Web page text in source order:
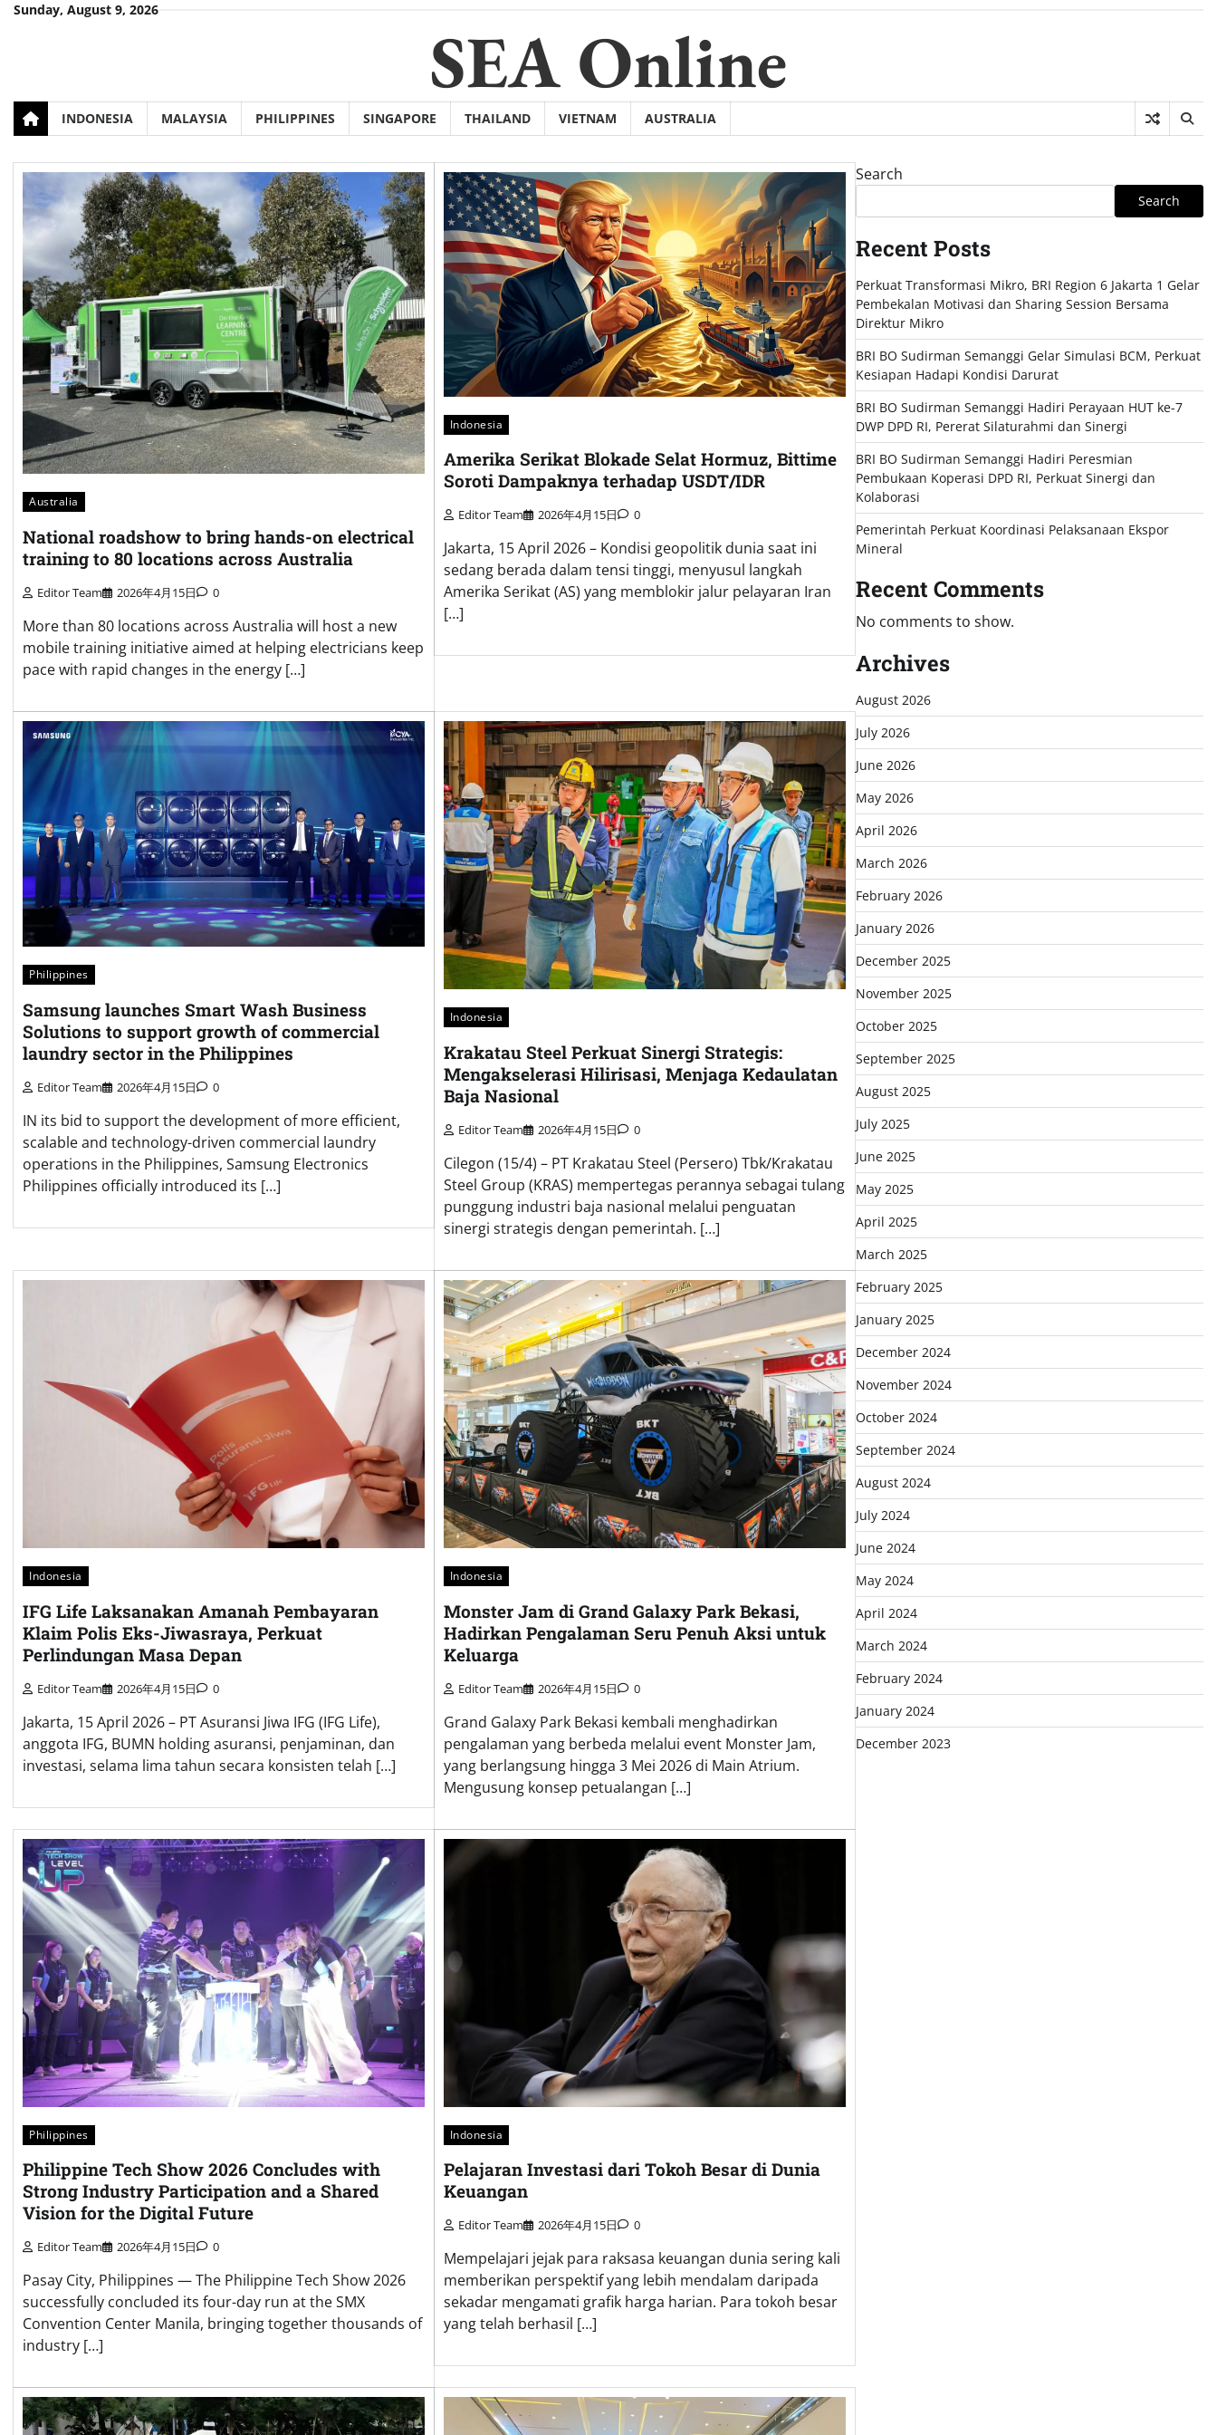
SkipSunday, August 9, 2026
SEA Online
INDONESIA MALAYSIA PHILIPPINES SINGAPORE THAILAND VIETNAM AUSTRALIA
Australia
National roadshow to bring hands-on electrical
training to 80 locations across Australia
Editor Team 2026年4月15日 0
More than 80 locations across Australia will host a new
mobile training initiative aimed at helping electricians keep
pace with rapid changes in the energy […]
Indonesia
Amerika Serikat Blokade Selat Hormuz, Bittime
Soroti Dampaknya terhadap USDT/IDR
Editor Team 2026年4月15日 0
Jakarta, 15 April 2026 – Kondisi geopolitik dunia saat ini
sedang berada dalam tensi tinggi, menyusul langkah
Amerika Serikat (AS) yang memblokir jalur pelayaran Iran
[…]
Philippines
Samsung launches Smart Wash Business
Solutions to support growth of commercial
laundry sector in the Philippines
Editor Team 2026年4月15日 0
IN its bid to support the development of more efficient,
scalable and technology-driven commercial laundry
operations in the Philippines, Samsung Electronics
Philippines officially introduced its […]
Indonesia
Krakatau Steel Perkuat Sinergi Strategis:
Mengakselerasi Hilirisasi, Menjaga Kedaulatan
Baja Nasional
Editor Team 2026年4月15日 0
Cilegon (15/4) – PT Krakatau Steel (Persero) Tbk/Krakatau
Steel Group (KRAS) mempertegas perannya sebagai tulang
punggung industri baja nasional melalui penguatan
sinergi strategis dengan pemerintah. […]
Indonesia
IFG Life Laksanakan Amanah Pembayaran
Klaim Polis Eks-Jiwasraya, Perkuat
Perlindungan Masa Depan
Editor Team 2026年4月15日 0
Jakarta, 15 April 2026 – PT Asuransi Jiwa IFG (IFG Life),
anggota IFG, BUMN holding asuransi, penjaminan, dan
investasi, selama lima tahun secara konsisten telah […]
Indonesia
Monster Jam di Grand Galaxy Park Bekasi,
Hadirkan Pengalaman Seru Penuh Aksi untuk
Keluarga
Editor Team 2026年4月15日 0
Grand Galaxy Park Bekasi kembali menghadirkan
pengalaman yang berbeda melalui event Monster Jam,
yang berlangsung hingga 3 Mei 2026 di Main Atrium.
Mengusung konsep petualangan […]
Philippines
Philippine Tech Show 2026 Concludes with
Strong Industry Participation and a Shared
Vision for the Digital Future
Editor Team 2026年4月15日 0
Pasay City, Philippines — The Philippine Tech Show 2026
successfully concluded its four-day run at the SMX
Convention Center Manila, bringing together thousands of
industry […]
Indonesia
Pelajaran Investasi dari Tokoh Besar di Dunia
Keuangan
Editor Team 2026年4月15日 0
Mempelajari jejak para raksasa keuangan dunia sering kali
memberikan perspektif yang lebih mendalam daripada
sekadar mengamati grafik harga harian. Para tokoh besar
yang telah berhasil […]
Search
Search
Recent Posts
Perkuat Transformasi Mikro, BRI Region 6 Jakarta 1 Gelar
Pembekalan Motivasi dan Sharing Session Bersama
Direktur Mikro
BRI BO Sudirman Semanggi Gelar Simulasi BCM, Perkuat
Kesiapan Hadapi Kondisi Darurat
BRI BO Sudirman Semanggi Hadiri Perayaan HUT ke-7
DWP DPD RI, Pererat Silaturahmi dan Sinergi
BRI BO Sudirman Semanggi Hadiri Peresmian
Pembukaan Koperasi DPD RI, Perkuat Sinergi dan
Kolaborasi
Pemerintah Perkuat Koordinasi Pelaksanaan Ekspor
Mineral
Recent Comments
No comments to show.
Archives
August 2026
July 2026
June 2026
May 2026
April 2026
March 2026
February 2026
January 2026
December 2025
November 2025
October 2025
September 2025
August 2025
July 2025
June 2025
May 2025
April 2025
March 2025
February 2025
January 2025
December 2024
November 2024
October 2024
September 2024
August 2024
July 2024
June 2024
May 2024
April 2024
March 2024
February 2024
January 2024
December 2023